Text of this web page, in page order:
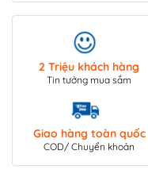
2 Triệu khách hàng
Tin tưởng mua sắm
Giao hàng toàn quốc
COD/ Chuyển khoản